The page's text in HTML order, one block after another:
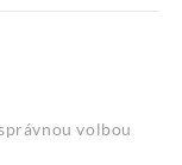
volbou